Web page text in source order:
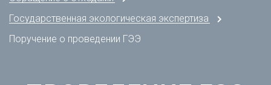
Астрахань
Б
П
Государственная экологическая экспертиза
Поручение о проведении ГЭЭ